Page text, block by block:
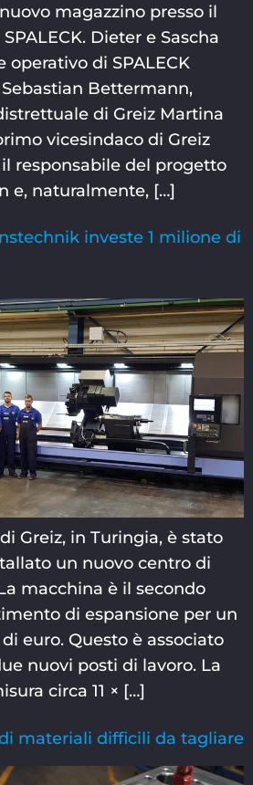
magazzino presso il
Dieter e Sascha
operativo di SPALECK
Bettermann,
di Greiz Martina
vicesindaco di Greiz
responsabile del progetto
e, naturalmente, […]
investe 1 milione di
Greiz, in Turingia, è stato
un nuovo centro di
macchina è il secondo
di espansione per un
euro. Questo è associato
nuovi posti di lavoro. La
circa 11 × […]
materiali difficili da tagliare